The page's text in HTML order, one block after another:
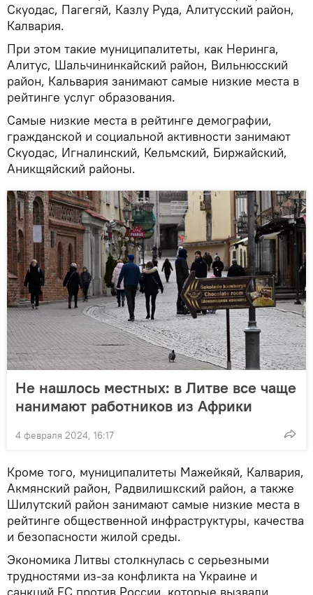
Скуодас, Пагегяй, Казлу Руда, Алитусский район,
Калвария.
При этом такие муниципалитеты, как Неринга,
Алитус, Шальчининкайский район, Вильнюсский
район, Кальвария занимают самые низкие места в
рейтинге услуг образования.
Самые низкие места в рейтинге демографии,
гражданской и социальной активности занимают
Скуодас, Игналинский, Кельмский, Биржайский,
Аникщяйский районы.
Не нашлось местных: в Литве все чаще
нанимают работников из Африки
4 февраля 2024, 16:17
Кроме того, муниципалитеты Мажейкяй, Калвария,
Акмянский район, Радвилишкский район, а также
Шилутский район занимают самые низкие места в
рейтинге общественной инфраструктуры, качества
и безопасности жилой среды.
Экономика Литвы столкнулась с серьезными
трудностями из-за конфликта на Украине и